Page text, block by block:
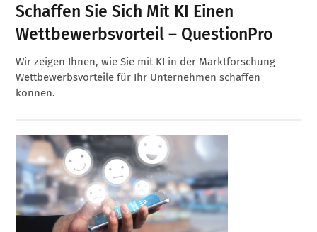
Schaffen Sie Sich Mit KI Einen
Wettbewerbsvorteil – QuestionPro
Wir zeigen Ihnen, wie Sie mit KI in der Marktforschung
Wettbewerbsvorteile für Ihr Unternehmen schaffen
können.